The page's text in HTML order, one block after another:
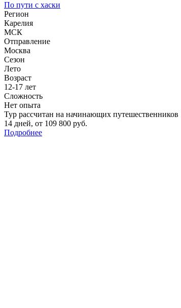
По пути с хаски
Регион
Карелия
МСК
Отправление
Москва
Сезон
Лето
Возраст
12-17 лет
Сложность
Нет опыта
Тур рассчитан на начинающих
14 дней, от 109 800 руб.
Подробнее